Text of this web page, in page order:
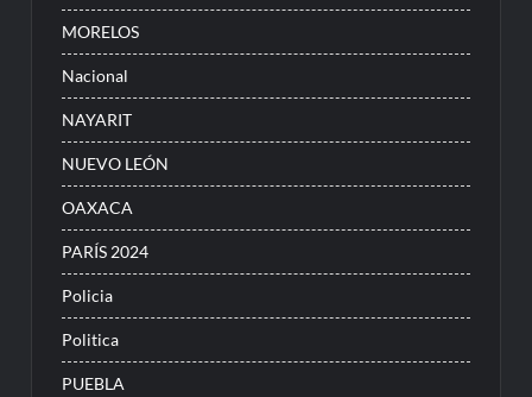
MORELOS
Nacional
NAYARIT
NUEVO LEÓN
OAXACA
PARÍS 2024
Policia
Politica
PUEBLA